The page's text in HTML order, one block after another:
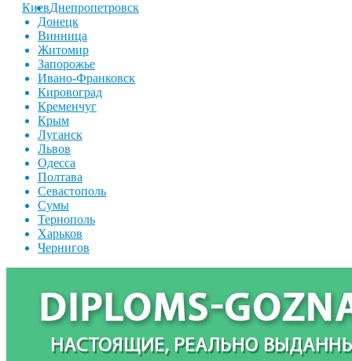
КиевДнепропетровск
Донецк
Винница
Житомир
Запорожье
Ивано-Франковск
Кировоград
Кременчуг
Крым
Луганск
Львов
Одесса
Полтава
Севастополь
Сумы
Тернополь
Харьков
Чернигов